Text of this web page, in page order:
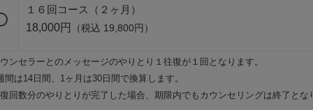
１６回コース（２ヶ月）
18,000円 （税込 19,800円）
ンセラーとのメッセージのやりとり１往復が１回となります。
は14日間、1ヶ月は30日間で換算します。
回数分のやりとりが完了した場合、期限内でもカウンセリングは終了とな